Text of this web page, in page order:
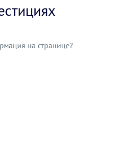
на странице?